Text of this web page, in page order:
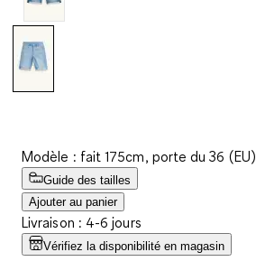
Modèle : fait 175cm, porte du 36 (EU)
Guide des tailles
Ajouter au panier
Livraison : 4-6 jours
Vérifiez la disponibilité en magasin